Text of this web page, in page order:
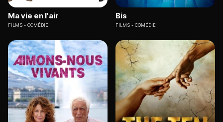
Ma vie en l'air
FILMS COMÉDIE
Bis
FILMS COMÉDIE